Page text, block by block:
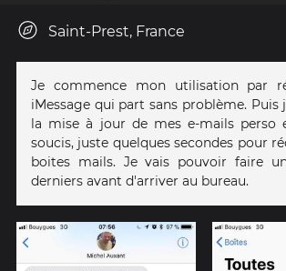
Saint-Prest, France
Je commence mon utilisation par
iMessage qui part sans problème. Puis
la mise à jour de mes e-mails perso
soucis, juste quelques secondes pour
boites mails. Je vais pouvoir faire
derniers avant d'arriver au bureau.